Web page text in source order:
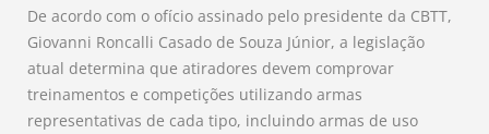
De acordo com o ofício assinado pelo presidente da CBTT,
Giovanni Roncalli Casado de Souza Júnior, a legislação
atual determina que atiradores devem comprovar
treinamentos e competições utilizando armas
representativas de cada tipo, incluindo armas de uso